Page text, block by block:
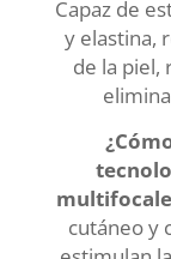
Capaz de
y elastina,
de la piel,
cutáneo y